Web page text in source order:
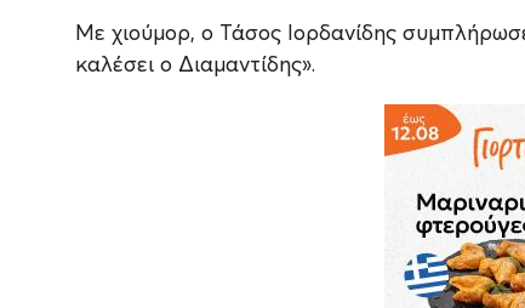
Με χιούμορ, ο Τάσος Ιορδανίδης
καλέσει ο Διαμαντίδης».